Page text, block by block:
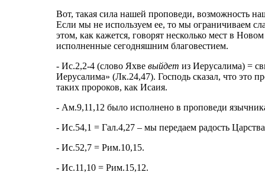
Вот, такая сила нашей проповеди, возможность
Если мы не используем ее, то мы ограничиваем
этом, как кажется, говорят несколько мест в
исполненные сегодняшним благовестием.
- Ис.2,2-4 (слово Яхве выйдет из Иерусалима) =
Иерусалима» (Лк.24,47). Господь сказал, что это
таких пророков, как Исаия.
- Ам.9,11,12 было исполнено в проповеди
- Ис.54,1 = Гал.4,27 – мы передаем радость
- Ис.52,7 = Рим.10,15.
- Ис.11,10 = Рим.15,12.